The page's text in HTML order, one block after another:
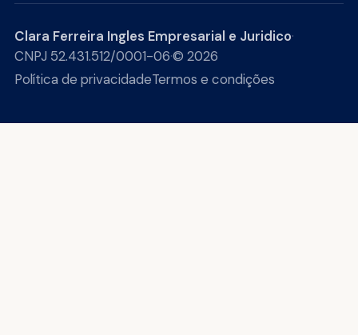
Clara Ferreira Ingles Empresarial e Juridico·
CNPJ 52.431.512/0001-06·© 2026
Política de privacidadeTermos e condições